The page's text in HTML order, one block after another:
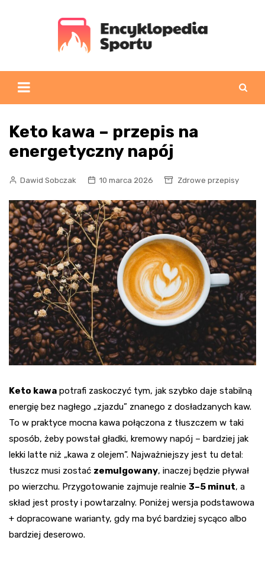
Keto kawa – przepis na
energetyczny napój
Dawid Sobczak 10 marca 2026 Zdrowe przepisy
Keto kawa potrafi zaskoczyć tym, jak szybko daje stabilną
energię bez nagłego „zjazdu” znanego z dosładzanych kaw.
To w praktyce mocna kawa połączona z tłuszczem w taki
sposób, żeby powstał gładki, kremowy napój – bardziej jak
lekki latte niż „kawa z olejem”. Najważniejszy jest tu detal:
tłuszcz musi zostać zemulgowany, inaczej będzie pływał
po wierzchu. Przygotowanie zajmuje realnie 3–5 minut, a
skład jest prosty i powtarzalny. Poniżej wersja podstawowa
+ dopracowane warianty, gdy ma być bardziej sycąco albo
bardziej deserowo.